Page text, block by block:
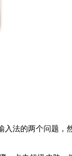
入法的两个问题，